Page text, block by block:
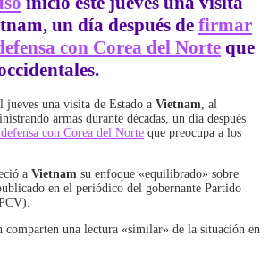
, un día después de firmar
con Corea del Norte que
jueves una visita de Estado a Vietnam , al
armas durante décadas, un día después
con Corea del Norte que preocupa a los
a Vietnam su enfoque «equilibrado» sobre
en el periódico del gobernante Partido
comparten una lectura «similar» de la situación en